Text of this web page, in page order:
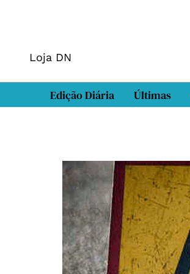
Loja DN
Edição Diária Últimas